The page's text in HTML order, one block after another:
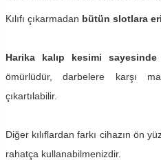
Kılıfı çıkarmadan bütün slotlara
Harika kalıp kesimi sayesinde
ömürlüdür, darbelere karşı
çıkartılabilir.
Diğer kılıflardan farkı cihazın ön
rahatça kullanabilmenizdir.